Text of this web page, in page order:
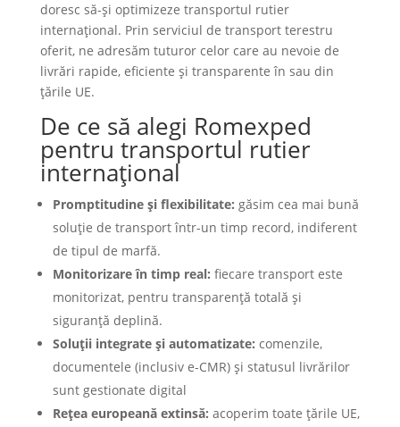
doresc să-şi optimizeze transportul rutier
internaţional. Prin serviciul de transport terestru
oferit, ne adresăm tuturor celor care au nevoie de
livrări rapide, eficiente şi transparente în sau din
ţările UE.
De ce să alegi Romexped
pentru transportul rutier
internațional
Promptitudine și flexibilitate: găsim cea mai bună
soluție de transport într-un timp record, indiferent
de tipul de marfă.
Monitorizare în timp real: fiecare transport este
monitorizat, pentru transparență totală și
siguranță deplină.
Soluții integrate și automatizate: comenzile,
documentele (inclusiv e-CMR) și statusul livrărilor
sunt gestionate digital
Rețea europeană extinsă: acoperim toate țările UE,